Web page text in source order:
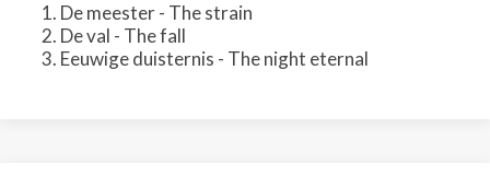
De meester - The strain
De val - The fall
Eeuwige duisternis - The night eternal